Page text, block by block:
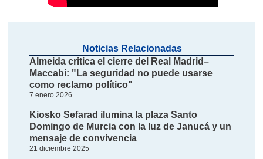
Noticias Relacionadas
Almeida critica el cierre del Real Madrid–
Maccabi: "La seguridad no puede usarse
como reclamo político"
7 enero 2026
Kiosko Sefarad ilumina la plaza Santo
Domingo de Murcia con la luz de Janucá y un
mensaje de convivencia
21 diciembre 2025